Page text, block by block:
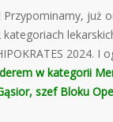
Przypominamy, już
2024. I
w kategorii
szef Bloku